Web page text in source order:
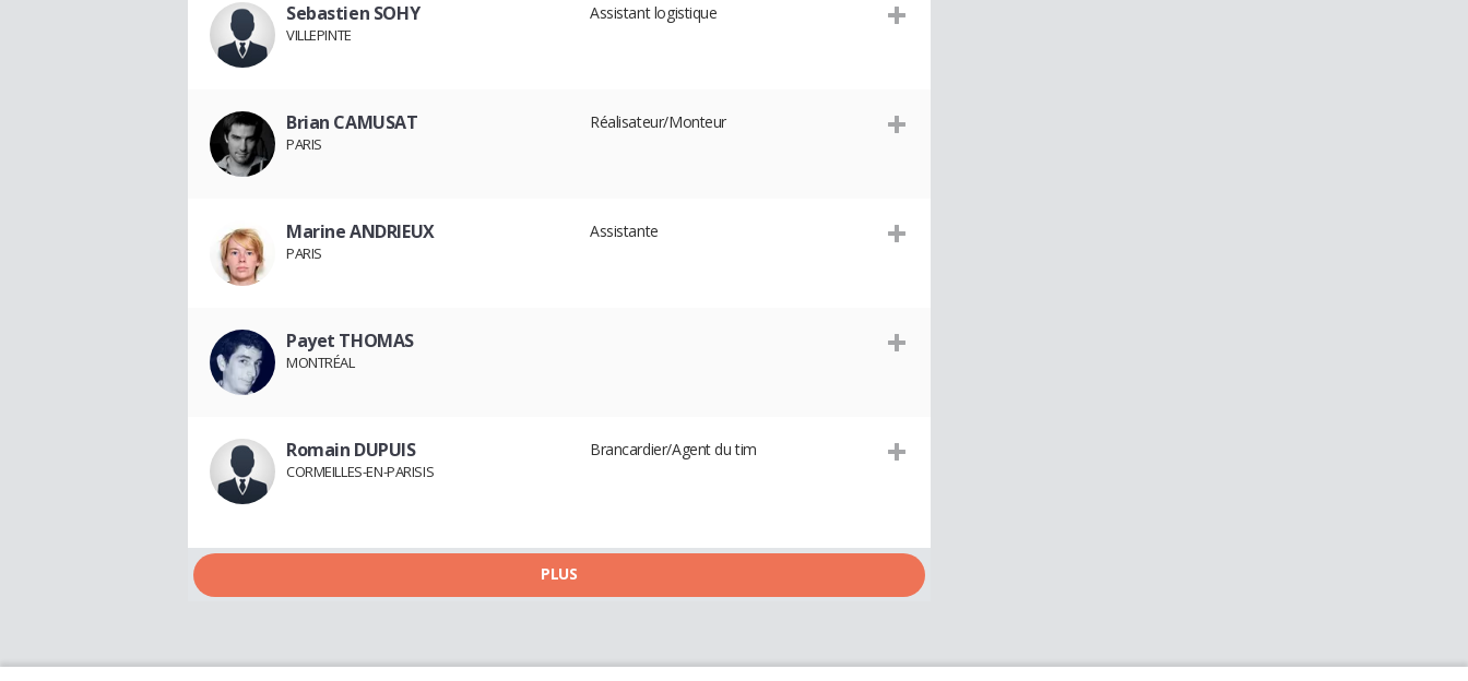
Sebastien SOHY
VILLEPINTE
Assistant logistique
Brian CAMUSAT
PARIS
Réalisateur/Monteur
Marine ANDRIEUX
PARIS
Assistante
Payet THOMAS
MONTRÉAL
Romain DUPUIS
CORMEILLES-EN-PARISIS
Brancardier/Agent du tim
PLUS